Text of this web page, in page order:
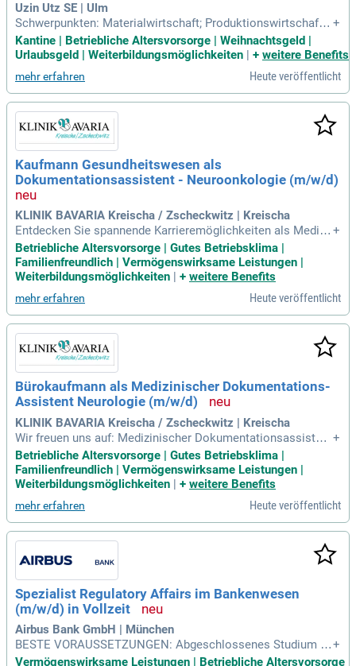
Uzin Utz SE | Ulm
Schwerpunkten: Materialwirtschaft; Produktionswirtschaft;
Personalwesen; Absatzwirtschaft; Rechnungswesen; Englis
ch und Französisch oder Spanisch; Während deiner Ausbildu
ng zum Industriekaufmann (m/w/d) hast du die Möglichkeit,
in zahlreiche Unternehmensbereiche
+
Kantine | Betriebliche Altersvorsorge | Weihnachtsgeld |
Urlaubsgeld | Weiterbildungsmöglichkeiten | + weitere Benefits
mehr erfahren Heute veröffentlicht
Kaufmann Gesundheitswesen als
Dokumentationsassistent - Neuroonkologie (m/w/d)
KLINIK BAVARIA Kreischa / Zscheckwitz | Kreischa
Entdecken Sie spannende Karrieremöglichkeiten als Medizi
nischer Dokumentationsassistent (m/w/d) oder in der Büro
kauffrau/Bürokaufmann-Rolle mit medizinischem Hintergru
nd. Wir suchen teamorientierte und motivierte Kandidaten, d
uns erwarten Sie geregelte Arbeitszeiten ohne Schicht- oder
Wochenenddienst sowie ein familiäres Betriebsklima. Genie
ßen Sie eine fundierte Einarbeitung und vielfältige Mitarbeit
erevents, die Ihren Teamgeist stärken. Ein moderner Arbeits
platz und ein respektvolles Miteinander prägen unsere Unter
nehmenskultur. Bewerben Sie sich jetzt und werden Sie Teil
eines engagierten Teams für eine langfristige Zusammenarb
eit!
+
Betriebliche Altersvorsorge | Gutes Betriebsklima |
Familienfreundlich | Vermögenswirksame Leistungen |
Weiterbildungsmöglichkeiten
+ weitere Benefits
mehr erfahren Heute veröffentlicht
Bürokaufmann als Medizinischer Dokumentations-
Assistent Neurologie (m/w/d)
KLINIK BAVARIA Kreischa / Zscheckwitz | Kreischa
Wir freuen uns auf: Medizinischer Dokumentationsassistent
(m/w/d), Bürokauffrau/Bürokaufmann mit medizinischen Ke
nntnissen, Kauffrau/Kaufmann im Gesundheitswesen. Sehr
gute Kenntnisse in MS Office.
+
Betriebliche Altersvorsorge | Gutes Betriebsklima |
Familienfreundlich | Vermögenswirksame Leistungen |
Weiterbildungsmöglichkeiten | + weitere Benefits
mehr erfahren Heute veröffentlicht
Spezialist Regulatory Affairs im Bankenwesen
(m/w/d) in Vollzeit
Airbus Bank GmbH | München
BESTE VORAUSSETZUNGEN: Abgeschlossenes Studium de
r Betriebswirtschafts- oder Volkswirtschaftslehre oder Rech
+
Vermögenswirksame Leistungen | Betriebliche Altersvorsorge